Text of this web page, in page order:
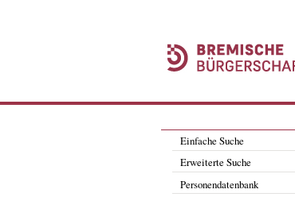
Einfache Suche
Erweiterte Suche
Personendatenbank